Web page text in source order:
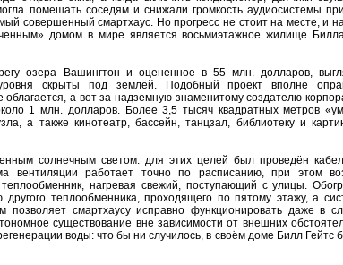
помешать соседям и снижали громкость аудиосистемы при
совершенный смартхаус. Но прогресс не стоит на месте, и на
домом в мире является восьмиэтажное жилище Билла
озера Вашингтон и оцененное в 55 млн. долларов,
скрыты под землёй. Подобный проект вполне
а вот за надземную знаменитому создателю
1 млн. долларов. Более 3,5 тысяч квадратных метров
а также кинотеатр, бассейн, танцзал, библиотеку и
солнечным светом: для этих целей был проведён
вентиляции работает точно по расписанию, при этом
нагревая свежий, поступающий с улицы.
теплообменника, проходящего по пятому этажу, а
позволяет смартхаусу исправно функционировать даже в
существование вне зависимости от внешних
воды: что бы ни случилось, в своём доме Билл Гейтс